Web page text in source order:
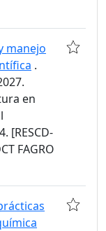
manejo
.
en
[RESCD-
FAGRO